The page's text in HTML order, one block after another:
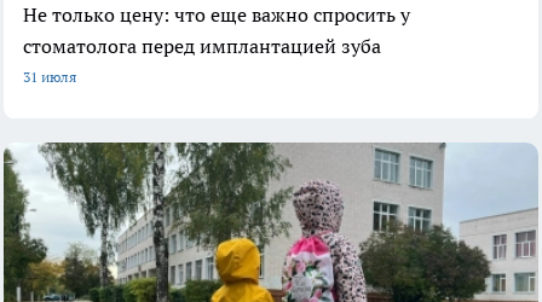
Не только цену: что еще важно спросить у
стоматолога перед имплантацией зуба
31 июля